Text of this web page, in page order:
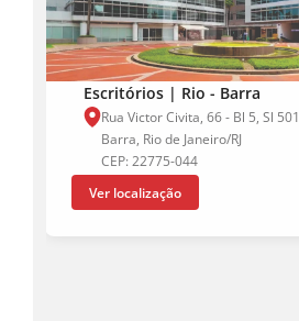
Escritórios | Rio - Barra
Rua Victor Civita, 66 - Bl 5, Sl 501
Barra, Rio de Janeiro/RJ
CEP: 22775-044
Ver localização